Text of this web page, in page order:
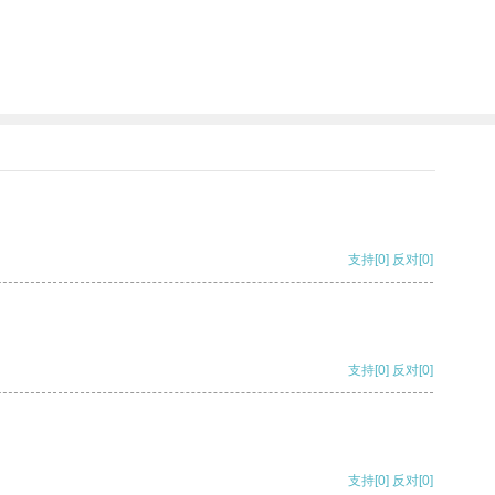
支持[0] 反对[0]
支持[0] 反对[0]
支持[0] 反对[0]